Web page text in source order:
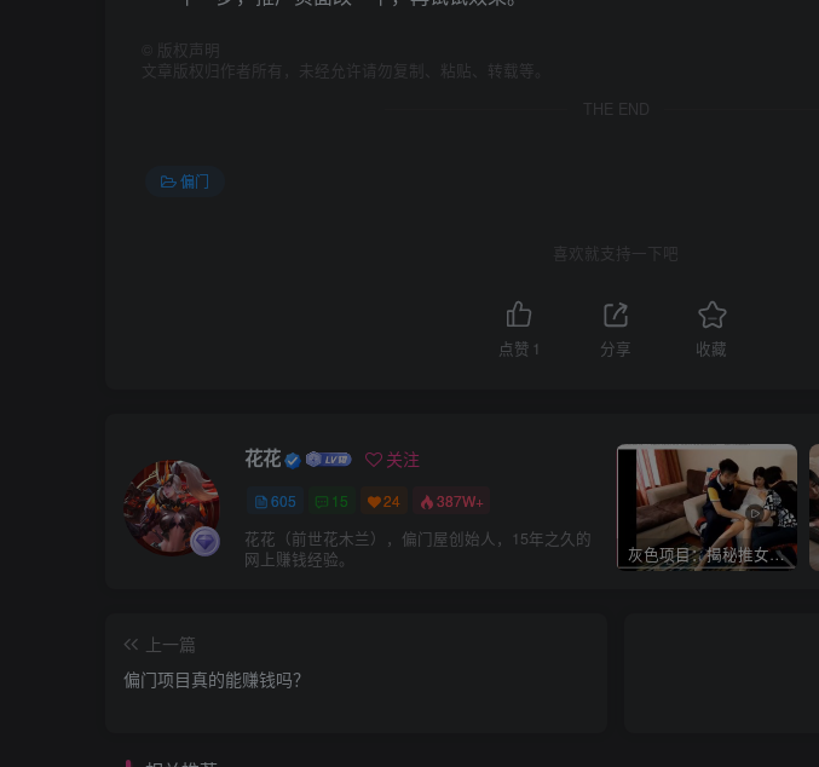
版权声明
文章版权归作者所有，未经允许请勿复制、粘贴、转载等。
THE END
偏门
喜欢就支持一下吧
点赞 1 分享 收藏
花花 关注
605 15 24 387W+
花花（前世花木兰），偏门屋创始人，15年之久的
网上赚钱经验。
灰色项目：揭秘推女郎艾栗栗收费视频赚钱套路!
上一篇
偏门项目真的能赚钱吗？